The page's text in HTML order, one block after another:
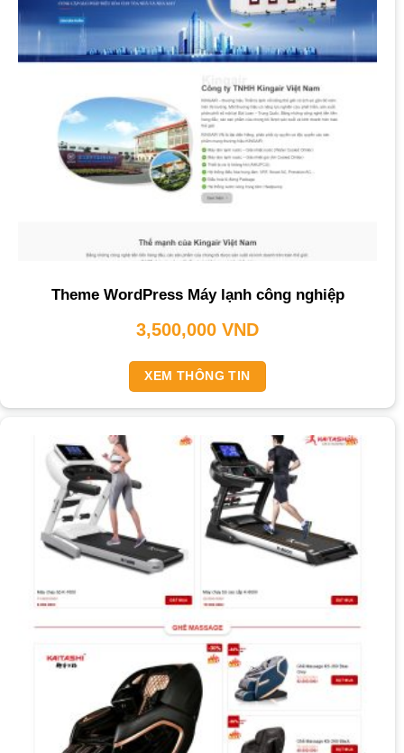
Theme WordPress Máy lạnh công nghiệp
3,500,000 VND
XEM THÔNG TIN